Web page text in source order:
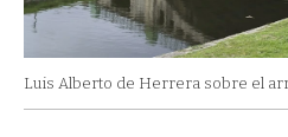
Luis Alberto de Herrera sobre el